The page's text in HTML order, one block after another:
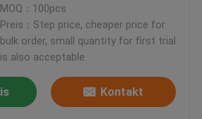
Broschüren-Drucken
für Peptide
MOQ：100pcs
Preis：Step price, cheaper price for
bulk order, small quantity for first trial
is also acceptable
Kontakt